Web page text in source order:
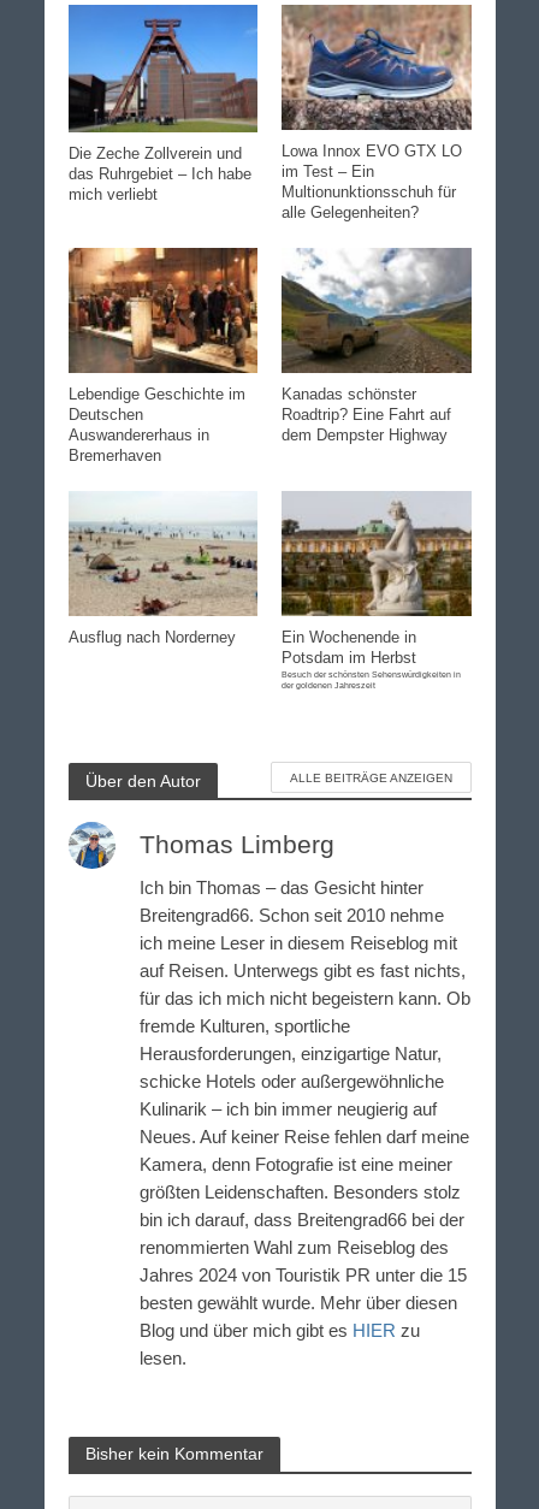
Die Zeche Zollverein und
das Ruhrgebiet – Ich habe
mich verliebt
Lowa Innox EVO GTX LO
im Test – Ein
Multionunktionsschuh für
alle Gelegenheiten?
Lebendige Geschichte im
Deutschen
Auswandererhaus in
Bremerhaven
Kanadas schönster
Roadtrip? Eine Fahrt auf
dem Dempster Highway
Ausflug nach Norderney
Ein Wochenende in
Potsdam im Herbst
Besuch der schönsten Sehenswürdigkeiten in
der goldenen Jahreszeit
Über den Autor ALLE BEITRÄGE ANZEIGEN
Thomas Limberg
Ich bin Thomas – das Gesicht hinter
Breitengrad66. Schon seit 2010 nehme
ich meine Leser in diesem Reiseblog mit
auf Reisen. Unterwegs gibt es fast nichts,
für das ich mich nicht begeistern kann. Ob
fremde Kulturen, sportliche
Herausforderungen, einzigartige Natur,
schicke Hotels oder außergewöhnliche
Kulinarik – ich bin immer neugierig auf
Neues. Auf keiner Reise fehlen darf meine
Kamera, denn Fotografie ist eine meiner
größten Leidenschaften. Besonders stolz
bin ich darauf, dass Breitengrad66 bei der
renommierten Wahl zum Reiseblog des
Jahres 2024 von Touristik PR unter die 15
besten gewählt wurde. Mehr über diesen
Blog und über mich gibt es HIER zu
lesen.
Bisher kein Kommentar